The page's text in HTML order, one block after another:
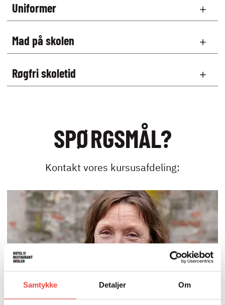
Samtykke Detaljer Om
Uniformer
Mad på skolen
Røgfri skoletid
SPØRGSMÅL?
Kontakt vores kursusafdeling: